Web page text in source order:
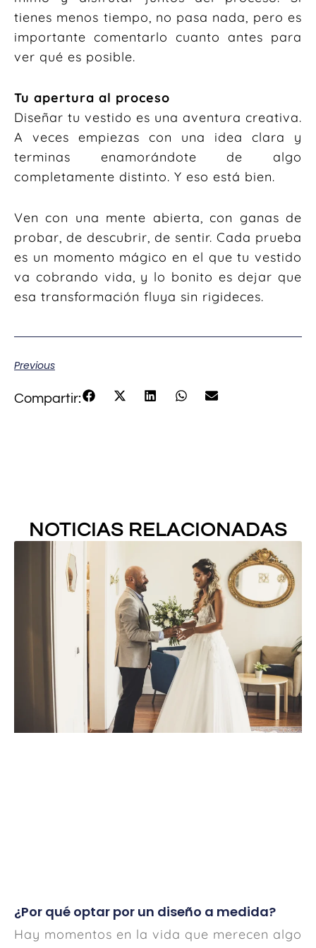
tienes menos tiempo, no pasa nada, pero es
importante comentarlo cuanto antes para
ver qué es posible.
Tu apertura al proceso
Diseñar tu vestido es una aventura creativa.
A veces empiezas con una idea clara y
terminas enamorándote de algo
completamente distinto. Y eso está bien.
Ven con una mente abierta, con ganas de
probar, de descubrir, de sentir. Cada prueba
es un momento mágico en el que tu vestido
va cobrando vida, y lo bonito es dejar que
esa transformación fluya sin rigideces.
Previous
Compartir:
NOTICIAS RELACIONADAS
¿Por qué optar por un diseño a medida?
Hay momentos en la vida que merecen algo